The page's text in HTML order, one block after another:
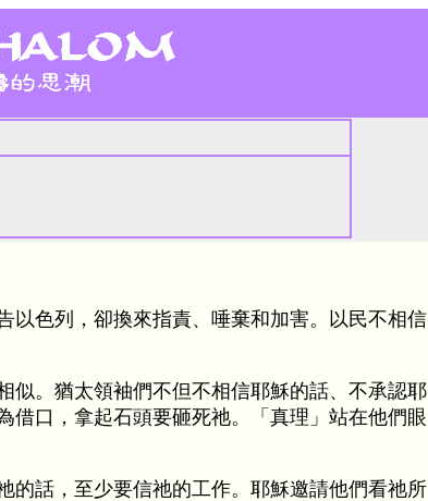
以色列，卻換來指責、唾棄和加害。以民不相信
似。猶太領袖們不但不相信耶穌的話、不承認耶
借口，拿起石頭要砸死祂。「真理」站在他們眼
話，至少要信祂的工作。耶穌邀請他們看祂所